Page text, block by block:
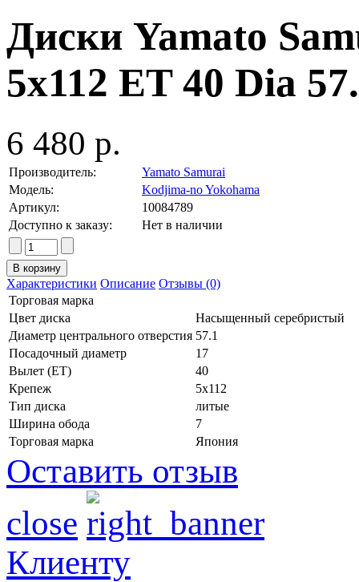
Диски Yamato
5x112 ET 40 Dia
6 480 р.
Производитель:
Yamato Samurai
Модель:
Kodjima-no Yokohama
Артикул:
10084789
Доступно к заказу:
Нет в наличии
Характеристики Описание Отзывы (0)
Торговая марка
Цвет диска
Насыщенный серебристый
Диаметр центрального отверстия 57.1
Посадочный диаметр
17
Вылет (ET)
40
Крепеж
5x112
Тип диска
литые
Ширина обода
7
Торговая марка
Япония
Оставить отзыв
close
Клиенту